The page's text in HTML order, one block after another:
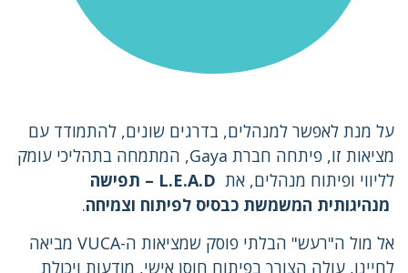
על מנת לאפשר למנהלים, בדרגים שונים, להתמודד עם
מציאות זו, פיתחה חברת Gaya, המתמחה בתהליכי עומק
לליווי ופיתוח מנהלים, את
L.E.A.D – תפישה
מנהיגותית המשמשת כבסיס לפיתוח וצמיחה.
אל מול ה"רעש" הבלתי פוסק שמציאות ה-VUCA מביאה
לחיינו, עולה הצורך בפיתוח חוסן אישי, מודעות ויכולת